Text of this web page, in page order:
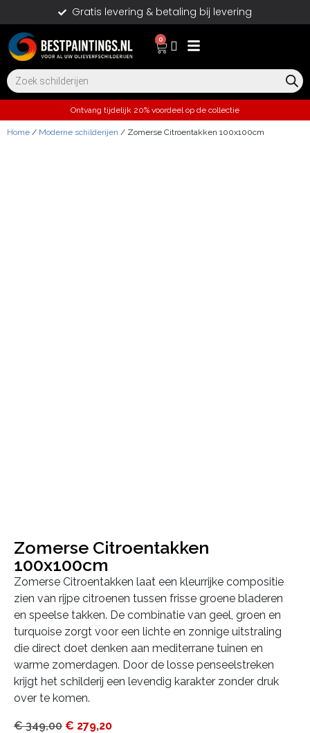
Gratis levering & betaling bij levering
0
Ontvang tijdelijk 20% voordeel op de collectie
Home / Moderne schilderijen / Zomerse Citroentakken 100x100cm
Zomerse Citroentakken
100x100cm
Zomerse Citroentakken laat een kleurrijke compositie
zien van rijpe citroenen tussen frisse groene bladeren
en speelse takken. De combinatie van geel, groen en
turquoise zorgt voor een lichte en zonnige uitstraling
die direct doet denken aan mediterrane tuinen en
warme zomerdagen. Door de losse penseelstreken
krijgt het schilderij een levendig karakter zonder druk
over te komen.
€349,00 € 279,20